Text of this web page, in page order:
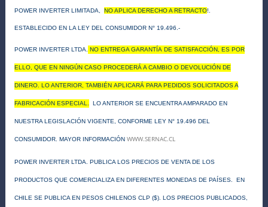
POWER INVERTER LIMITADA, NO APLICA DERECHO A RETRACTO!.
ESTABLECIDO EN LA LEY DEL CONSUMIDOR N° 19.496.-
POWER INVERTER LTDA. NO ENTREGA GARANTÍA DE SATISFACCIÓN, ES POR
ELLO, QUE EN NINGÚN CASO PROCEDERÁ A CAMBIO O DEVOLUCIÓN DE
DINERO. LO ANTERIOR, TAMBIÉN APLICARÁ PARA PEDIDOS SOLICITADOS A
FABRICACIÓN ESPECIAL. LO ANTERIOR SE ENCUENTRA AMPARADO EN
NUESTRA LEGISLACIÓN VIGENTE, CONFORME LEY N° 19.496 DEL
CONSUMIDOR. MAYOR INFORMACIÓN WWW.SERNAC.CL
POWER INVERTER LTDA. PUBLICA LOS PRECIOS DE VENTA DE LOS
PRODUCTOS QUE COMERCIALIZA EN DIFERENTES MONEDAS DE PAÍSES. EN
CHILE SE PUBLICA EN PESOS CHILENOS CLP ($). LOS PRECIOS PUBLICADOS,